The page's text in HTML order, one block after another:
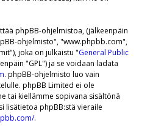
phpBB-ohjelmistoa, (jälkeenpäin
ohjelmisto", "www.phpbb.com",
joka on julkaistu "General Public
"GPL") ja se voidaan ladata
. phpBB-ohjelmisto luo vain
phpBB Limited ei ole
tai kiellämme sopivana sisältönä
lisätietoa phpBB:stä vieraile
.